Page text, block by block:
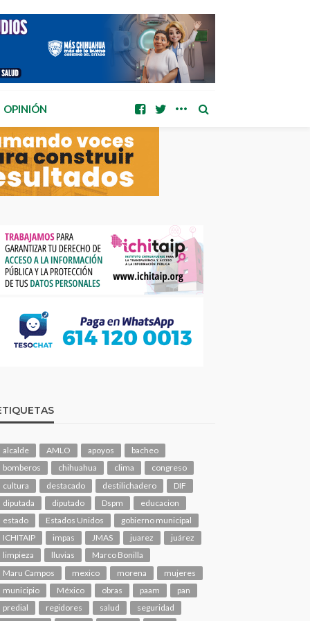
OPINIÓN
alcalde AMLO apoyos
bacheo
bomberos
chihuahua clima
congreso
cultura
destacado destilichadero
DIF
diputada
diputado Dspm
educacion
estado
Estados Unidos
gobierno municipal
ICHITAIP
impas JMAS juarez
juárez
limpieza
lluvias
Marco Bonilla
Maru Campos
mexico morena
mujeres
municipio
México obras paam
pan
predial
regidores salud
seguridad